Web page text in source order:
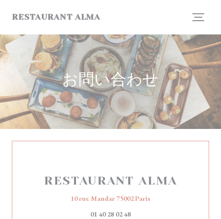
RESTAURANT ALMA
お問い合わせ
RESTAURANT ALMA
10 rue Mandar 75002 Paris
01 40 28 02 48